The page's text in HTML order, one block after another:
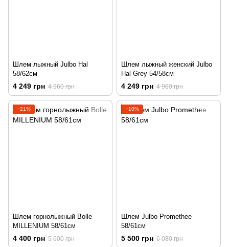
Шлем лыжный Julbo Hal
58/62cм
4 249 грн 4 960 грн
Шлем лыжный женский Julbo
Hal Grey 54/58cм
4 249 грн 4 960 грн
−21%
Шлем горнолыжный Bolle
MILLENIUM 58/61см
4 400 грн 5 600 грн
−10%
Шлем Julbo Promethee
58/61cм
5 500 грн 6 080 грн